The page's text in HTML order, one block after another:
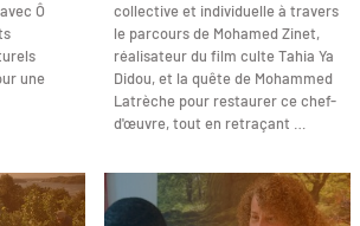
Ô
une
collective et individuelle à travers
le parcours de Mohamed Zinet,
réalisateur du film culte Tahia Ya
Didou, et la quête de Mohammed
Latrèche pour restaurer ce chef-
d'œuvre, tout en retraçant …